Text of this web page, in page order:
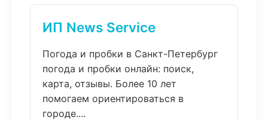
ИП News Service
Погода и пробки в Санкт-Петербург
погода и пробки онлайн: поиск,
карта, отзывы. Более 10 лет
помогаем ориентироваться в
городе....